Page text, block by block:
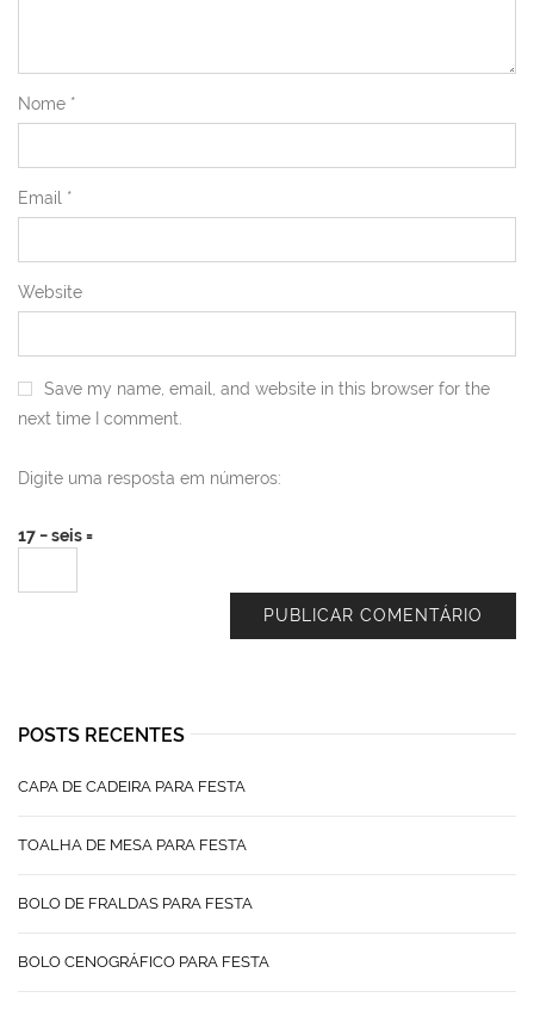
Nome *
Email *
Website
Save my name, email, and website in this browser for the
next time I comment.
Digite uma resposta em números:
17 − seis =
POSTS RECENTES
CAPA DE CADEIRA PARA FESTA
TOALHA DE MESA PARA FESTA
BOLO DE FRALDAS PARA FESTA
BOLO CENOGRÁFICO PARA FESTA